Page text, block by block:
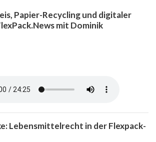
Papier-Recycling und digitaler
mit Dominik
Lebensmittelrecht in der Flexpack-